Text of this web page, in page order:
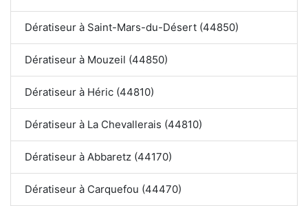
Dératiseur à Saint-Mars-du-Désert (44850)
Dératiseur à Mouzeil (44850)
Dératiseur à Héric (44810)
Dératiseur à La Chevallerais (44810)
Dératiseur à Abbaretz (44170)
Dératiseur à Carquefou (44470)